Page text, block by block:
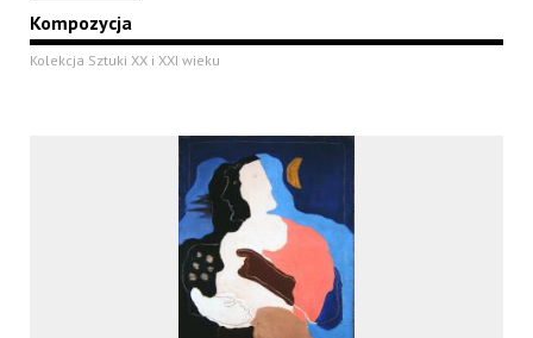
Kompozycja
Kolekcja Sztuki XX i XXI wieku